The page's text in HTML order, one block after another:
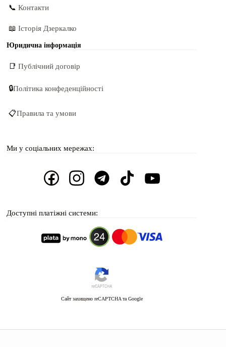
📞Контакти
📖Історія Дзеркалко
Юридична інформація
📑Публічний договір
🔒Політика конфеденційності
📋Правила та умови
Ми у соціальних мережах:
Сайт захищено reCAPTCHA та Google
Доступні платіжні системи: